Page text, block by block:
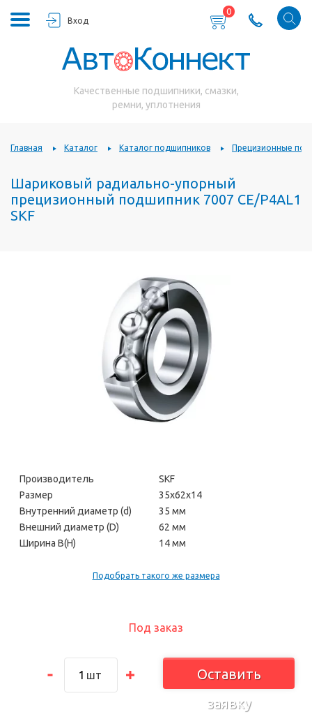
Вход
0
Качественные подшипники, смазки,
ремни, уплотнения
Главная Каталог Каталог подшипников Прецизионные
Шариковый радиально-упорный
прецизионный подшипник 7007 CE/P4AL1
SKF
Под заказ
шт
Оставить
заявку
Производитель
SKF
Размер
35х62х14
Внутренний диаметр (d)
35 мм
Внешний диаметр (D)
62 мм
Ширина В(H)
14 мм
Подобрать такого же размера